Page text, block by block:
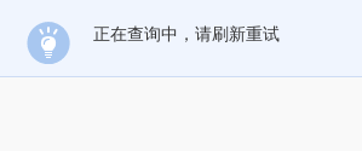
正在查询中，请刷新重试